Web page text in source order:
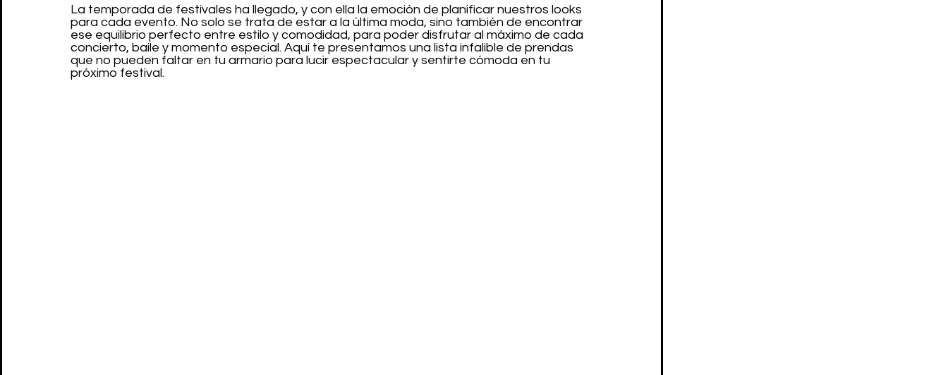
La temporada de festivales ha llegado, y con ella la emoción de planificar nuestros looks
para cada evento. No solo se trata de estar a la última moda, sino también de encontrar
ese equilibrio perfecto entre estilo y comodidad, para poder disfrutar al máximo de cada
concierto, baile y momento especial. Aquí te presentamos una lista infalible de prendas
que no pueden faltar en tu armario para lucir espectacular y sentirte cómoda en tu
próximo festival.